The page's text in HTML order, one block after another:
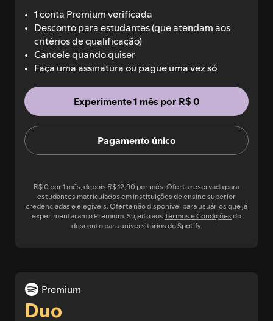
1 conta Premium verificada
Desconto para estudantes (que atendam aos
critérios de qualificação)
Cancele quando quiser
Faça uma assinatura ou pague uma vez só
Experimente 1 mês por R$ 0
Pagamento único
R$ 0 por 1 mês, depois R$ 12,90 por mês. Oferta reservada para
estudantes matriculados em instituições de ensino superior
credenciadas e elegíveis. Oferta não disponível para usuários que já
experimentaram o Premium. Sujeito aosTermos e Condiçõesdo
desconto para universitários do Spotify.
Premium
Duo